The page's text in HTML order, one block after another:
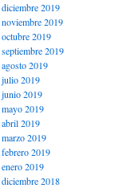
diciembre 2019
noviembre 2019
octubre 2019
septiembre 2019
agosto 2019
julio 2019
junio 2019
mayo 2019
abril 2019
marzo 2019
febrero 2019
enero 2019
diciembre 2018